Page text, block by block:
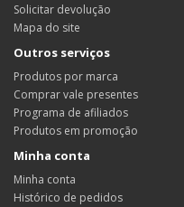
Solicitar devolução
Mapa do site
Outros serviços
Produtos por marca
Comprar vale presentes
Programa de afiliados
Produtos em promoção
Minha conta
Minha conta
Histórico de pedidos